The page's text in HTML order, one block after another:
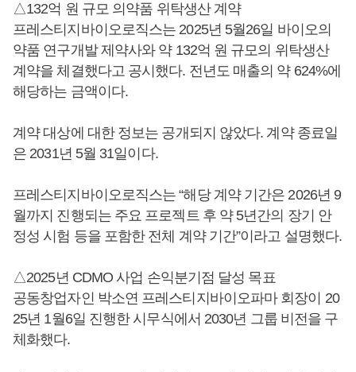
△132억 원 규모 의약품 위탁생산 계약
프레스티지바이오로직스는 2025년 5월26일 바이오의
약품 연구개발 제약사와 약 132억 원 규모의 위탁생산
계약을 체결했다고 공시했다. 전년도 매출의 약 624%에
해당하는 금액이다.
계약 대상에 대한 정보는 공개되지 않았다. 계약 종료일
은 2031년 5월 31일이다.
프레스티지바이오로직스는 “해당 계약 기간은 2026년 9
월까지 진행되는 주요 프로젝트 후 약 5년간의 장기 안
정성 시험 등을 포함한 전체 계약 기간”이라고 설명했다.
△2025년 CDMO 사업 손익분기점 달성 목표
공동창업자인 박소연 프레스티지바이오파마 회장이 20
25년 1월6일 진행한 시무식에서 2030년 그룹 비전을 구
체화했다.